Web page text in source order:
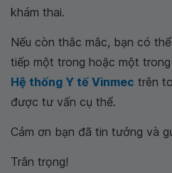
khám thai.
Nếu còn thắc mắc, bạn có
tiếp một trong hoặc một
Hệ thống Y tế Vinmec trên
được tư vấn cụ thể.
Cảm ơn bạn đã tin tưởng và
Trân trọng!